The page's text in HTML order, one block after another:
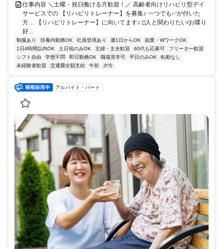
仕事内容 ＼土曜・祝日働ける方歓迎！／ 高齢者向けリハビリ型デイ
サービスでの 【リハビリトレーナー】を募集♪ 一つでも✅が付いた
方… 【リハビリトレーナー】に向いてます♪ □人と関わりたい/お喋り
好...
制服あり 扶養内勤務OK 社員登用あり 週1日からOK
副業・WワークOK
1日4時間以内OK
土日祝のみOK 主婦・主夫歓迎 60代も応募可
フリーター歓迎
シフト自由
学歴不問 即日勤務OK 職場見学可 平日のみOK
転勤なし
未経験者歓迎
交通費全額支給 午前 夕方
アルバイト・パート